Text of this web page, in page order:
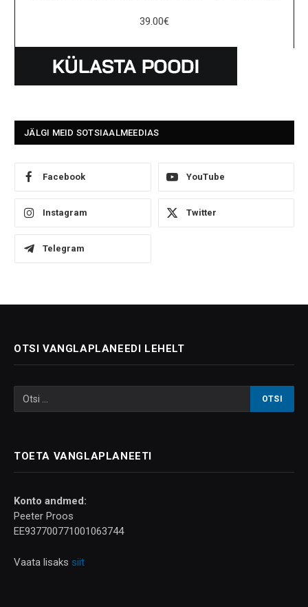
39.00€
JÄLGI MEID SOTSIAALMEEDIAS
Facebook YouTube
Instagram Twitter
Telegram
OTSI VANGLAPLANEEDI LEHELT
TOETA VANGLAPLANEETI
Konto andmed:
Peeter Proos
EE937700771001063744
Vaata lisaks siit